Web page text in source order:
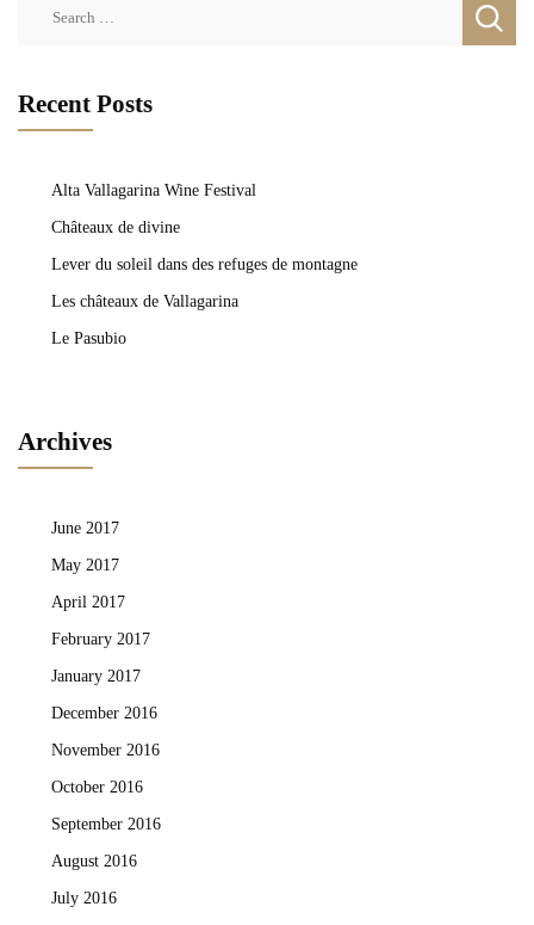
Recent Posts
Alta Vallagarina Wine Festival
Châteaux de divine
Lever du soleil dans des refuges de montagne
Les châteaux de Vallagarina
Le Pasubio
Archives
June 2017
May 2017
April 2017
February 2017
January 2017
December 2016
November 2016
October 2016
September 2016
August 2016
July 2016